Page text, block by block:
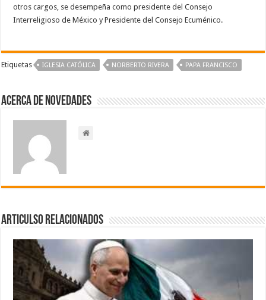
otros cargos, se desempeña como presidente del Consejo
Interreligioso de México y Presidente del Consejo Ecuménico.
Etiquetas IGLESIA CATÓLICA NORBERTO RIVERA PAPA FRANCISCO
Acerca de NOVEDADES
Articulso Relacionados